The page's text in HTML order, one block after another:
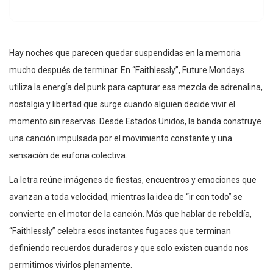
Hay noches que parecen quedar suspendidas en la memoria
mucho después de terminar. En “Faithlessly”, Future Mondays
utiliza la energía del punk para capturar esa mezcla de adrenalina,
nostalgia y libertad que surge cuando alguien decide vivir el
momento sin reservas. Desde Estados Unidos, la banda construye
una canción impulsada por el movimiento constante y una
sensación de euforia colectiva.
La letra reúne imágenes de fiestas, encuentros y emociones que
avanzan a toda velocidad, mientras la idea de “ir con todo” se
convierte en el motor de la canción. Más que hablar de rebeldía,
“Faithlessly” celebra esos instantes fugaces que terminan
definiendo recuerdos duraderos y que solo existen cuando nos
permitimos vivirlos plenamente.